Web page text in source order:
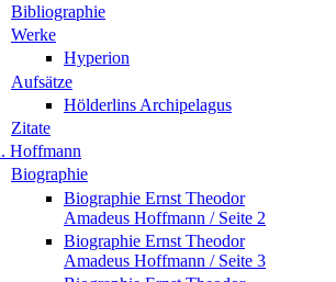
Bibliographie
Werke
Hyperion
Aufsätze
Hölderlins Archipelagus
Zitate
Hoffmann
Biographie
Biographie Ernst Theodor
Amadeus Hoffmann / Seite 2
Biographie Ernst Theodor
Amadeus Hoffmann / Seite 3